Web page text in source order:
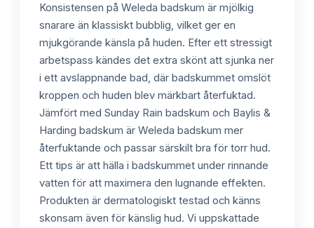
Konsistensen på Weleda badskum är mjölkig
snarare än klassiskt bubblig, vilket ger en
mjukgörande känsla på huden. Efter ett stressigt
arbetspass kändes det extra skönt att sjunka ner
i ett avslappnande bad, där badskummet omslöt
kroppen och huden blev märkbart återfuktad.
Jämfört med Sunday Rain badskum och Baylis &
Harding badskum är Weleda badskum mer
återfuktande och passar särskilt bra för torr hud.
Ett tips är att hälla i badskummet under rinnande
vatten för att maximera den lugnande effekten.
Produkten är dermatologiskt testad och känns
skonsam även för känslig hud. Vi uppskattade